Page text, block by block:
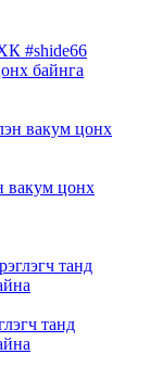
#shide66
байнга
вакум цонх
танд